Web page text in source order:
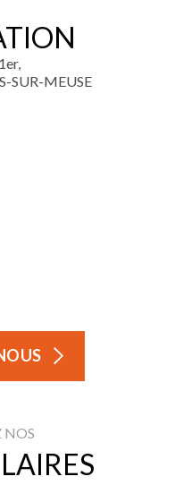
SUR-MEUSE
NOS